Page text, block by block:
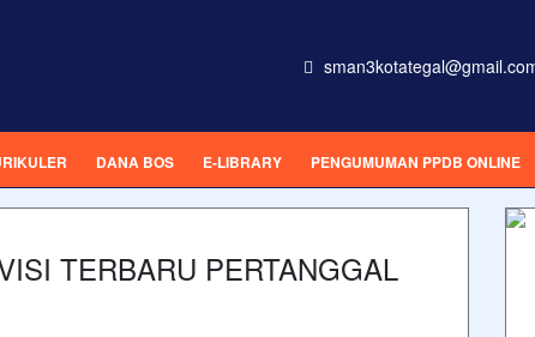
DANA BOS E-LIBRARY PENGUMUMAN PPDB ONLINE
TERBARU PERTANGGAL